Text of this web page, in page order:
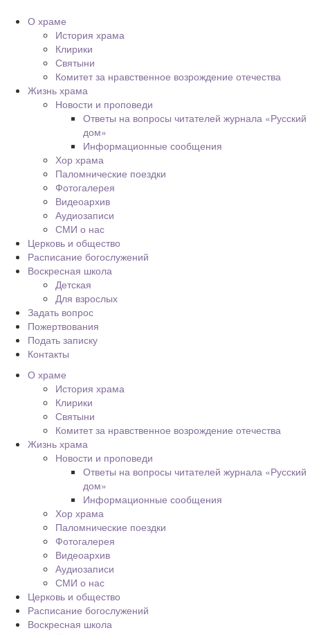
О храме
История храма
Клирики
Святыни
Комитет за нравственное возрождение отечества
Жизнь храма
Новости и проповеди
Ответы на вопросы читателей журнала «Русский
дом»
Информационные сообщения
Хор храма
Паломнические поездки
Фотогалерея
Видеоархив
Аудиозаписи
СМИ о нас
Церковь и общество
Расписание богослужений
Воскресная школа
Детская
Для взрослых
Задать вопрос
Пожертвования
Подать записку
Контакты
О храме
История храма
Клирики
Святыни
Комитет за нравственное возрождение отечества
Жизнь храма
Новости и проповеди
Ответы на вопросы читателей журнала «Русский
дом»
Информационные сообщения
Хор храма
Паломнические поездки
Фотогалерея
Видеоархив
Аудиозаписи
СМИ о нас
Церковь и общество
Расписание богослужений
Воскресная школа